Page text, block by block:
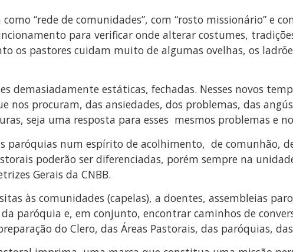
“rede de comunidades”, com “rosto missionário” e
para verificar onde alterar costumes,
os pastores cuidam muito de algumas ovelhas, os
demasiadamente estáticas, fechadas. Nesses novos
nos procuram, das ansiedades, dos problemas, das
seja uma resposta para esses mesmos problemas e
paróquias num espírito de acolhimento, de comunhão,
poderão ser diferenciadas, porém sempre na
Gerais da CNBB.
às comunidades (capelas), a doentes, assembleias
paróquia e, em conjunto, encontrar caminhos de
do Clero, das Áreas Pastorais, das paróquias,